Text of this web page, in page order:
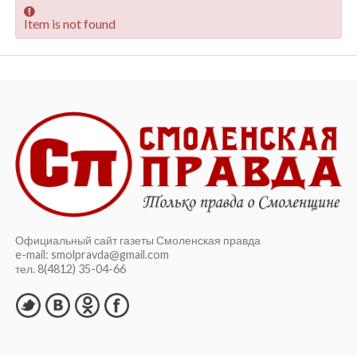
Item is not found
Официальный сайт газеты Смоленская правда
e-mail: smolpravda@gmail.com
тел. 8(4812) 35-04-66